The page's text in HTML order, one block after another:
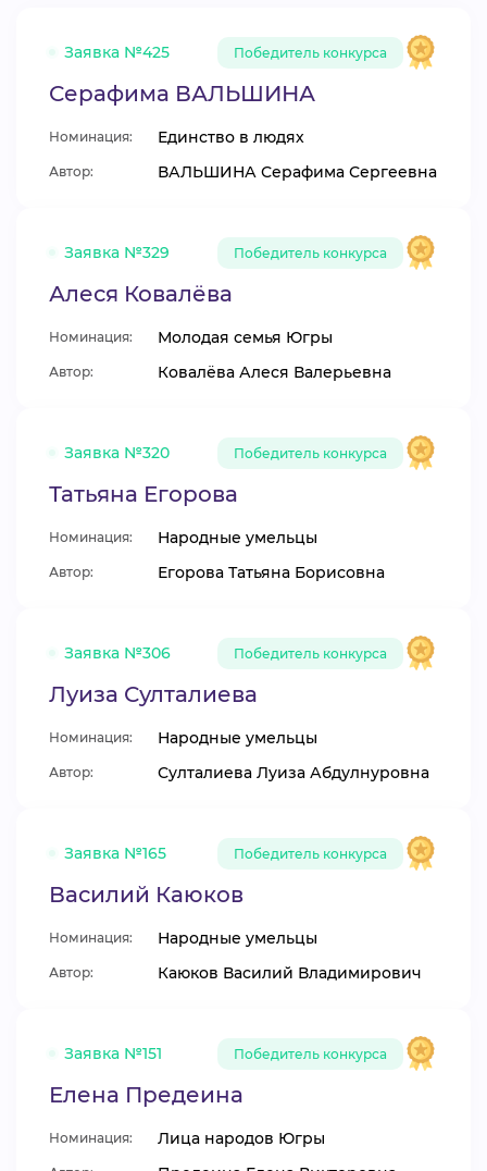
Заявка №425 Победитель конкурса
Серафима ВАЛЬШИНА
Номинация: Единство в людях
Автор: ВАЛЬШИНА Серафима Сергеевна
Заявка №329 Победитель конкурса
Алеся Ковалёва
Номинация: Молодая семья Югры
Автор: Ковалёва Алеся Валерьевна
Заявка №320 Победитель конкурса
Татьяна Егорова
Номинация: Народные умельцы
Автор: Егорова Татьяна Борисовна
Заявка №306 Победитель конкурса
Луиза Султалиева
Номинация: Народные умельцы
Автор: Султалиева Луиза Абдулнуровна
Заявка №165 Победитель конкурса
Василий Каюков
Номинация: Народные умельцы
Автор: Каюков Василий Владимирович
Заявка №151 Победитель конкурса
Елена Предеина
Номинация: Лица народов Югры